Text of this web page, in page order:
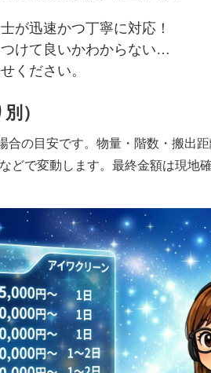
が迅速かつ丁寧に対応！
けて良いかわからない…
ください。
）
合の目安です。物量・階数・搬出
どで変動します。最終金額は現地